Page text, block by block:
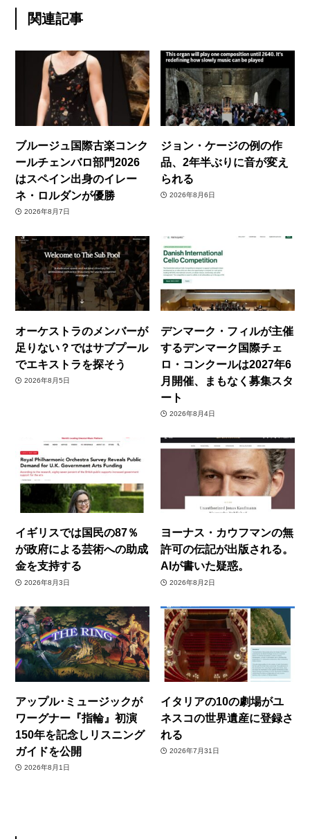
関連記事
ブルージュ国際古楽コンク
ールチェンバロ部門2026
はスペイン出身のイレー
ネ・ロルダンが優勝
2026年8月7日
ジョン・ケージの例の作
品、2年半ぶりに音が変え
られる
2026年8月6日
オーケストラのメンバーが
足りない？ではサブプール
でエキストラを探そう
2026年8月5日
デンマーク・フィルが主催
するデンマーク国際チェ
ロ・コンクールは2027年6
月開催、まもなく募集スタ
ート
2026年8月4日
イギリスでは国民の87％
が政府による芸術への助成
金を支持する
2026年8月3日
ヨーナス・カウフマンの無
許可の伝記が出版される。
AIが書いた疑惑。
2026年8月2日
アップル･ミュージックが
ワーグナー『指輪』初演
150年を記念しリスニング
ガイドを公開
2026年8月1日
イタリアの10の劇場がユ
ネスコの世界遺産に登録さ
れる
2026年7月31日